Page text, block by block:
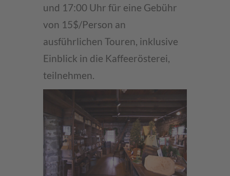
und 17:00 Uhr für eine Gebühr
von 15$/Person an
ausführlichen Touren, inklusive
Einblick in die Kaffeerösterei,
teilnehmen.